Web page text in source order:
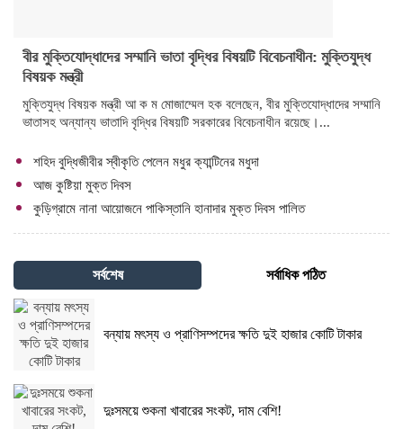
বীর মুক্তিযোদ্ধাদের সম্মানি ভাতা বৃদ্ধির বিষয়টি বিবেচনাধীন: মুক্তিযুদ্ধ
বিষয়ক মন্ত্রী
মুক্তিযুদ্ধ বিষয়ক মন্ত্রী আ ক ম মোজাম্মেল হক বলেছেন, বীর মুক্তিযোদ্ধাদের সম্মানি
ভাতাসহ অন্যান্য ভাতাদি বৃদ্ধির বিষয়টি সরকারের বিবেচনাধীন রয়েছে।...
শহিদ বুদ্ধিজীবীর স্বীকৃতি পেলেন মধুর ক্যান্টিনের মধুদা
আজ কুষ্টিয়া মুক্ত দিবস
কুড়িগ্রামে নানা আয়োজনে পাকিস্তানি হানাদার মুক্ত দিবস পালিত
সর্বশেষ সর্বাধিক পঠিত
বন্যায় মৎস্য ও প্রাণিসম্পদের ক্ষতি দুই হাজার কোটি টাকার
দুঃসময়ে শুকনা খাবারের সংকট, দাম বেশি!